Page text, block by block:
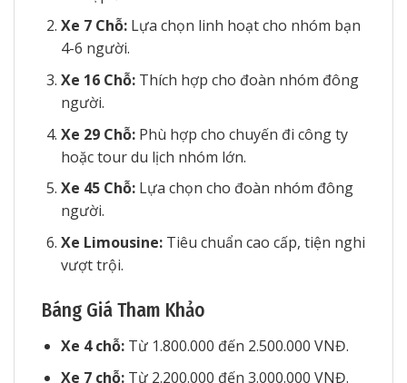
Xe 7 Chỗ:Lựa chọn linh hoạt cho nhóm bạn
4-6 người.
Xe 16 Chỗ:Thích hợp cho đoàn nhóm đông
người.
Xe 29 Chỗ:Phù hợp cho chuyến đi công ty
hoặc tour du lịch nhóm lớn.
Xe 45 Chỗ:Lựa chọn cho đoàn nhóm đông
người.
Xe Limousine:Tiêu chuẩn cao cấp, tiện nghi
vượt trội.
Báng Giá Tham Khảo
Xe 4 chỗ:Từ 1.800.000 đến 2.500.000 VNĐ.
Xe 7 chỗ:Từ 2.200.000 đến 3.000.000 VNĐ.